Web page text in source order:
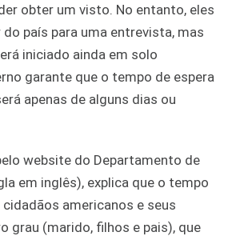
obter um visto. No entanto, eles
país para uma entrevista, mas
iniciado ainda em solo
garante que o tempo de espera
apenas de alguns dias ou
website do Departamento de
em inglês), explica que o tempo
americanos e seus
grau (marido, filhos e pais), que